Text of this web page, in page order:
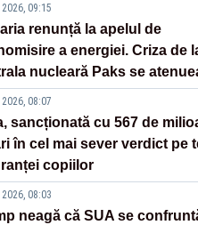
09:15
renunță la apelul de
a energiei. Criza de
nucleară Paks se
08:07
sancționată cu 567 de
în cel mai sever verdict pe
copiilor
08:03
neagă că SUA se